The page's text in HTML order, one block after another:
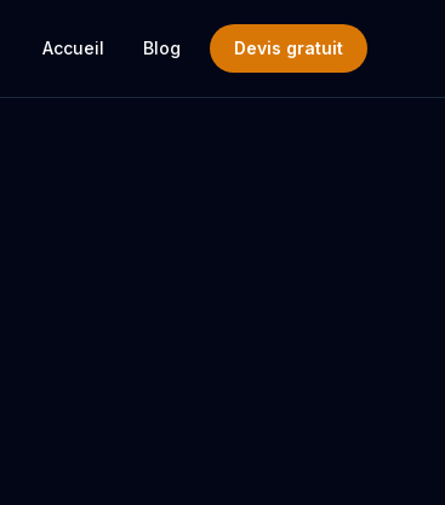
Accueil Blog Devis gratuit